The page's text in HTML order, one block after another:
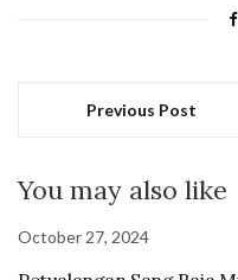
Previous Post
You may also like
October 27, 2024